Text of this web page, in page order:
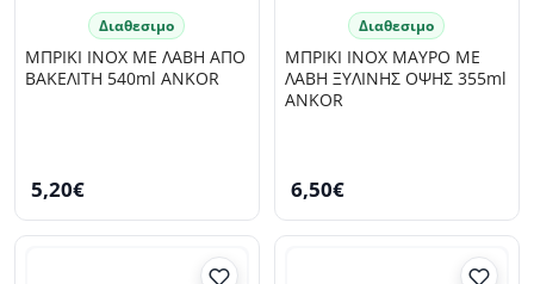
Διαθεσιμο
ΜΠΡΙΚΙ INOX ΜΕ ΛΑΒΗ ΑΠΟ
ΒΑΚΕΛΙΤΗ 540ml ANKOR
5,20€
Διαθεσιμο
ΜΠΡΙΚΙ INOX ΜΑΥΡΟ ΜΕ
ΛΑΒΗ ΞΥΛΙΝΗΣ ΟΨΗΣ 355ml
ANKOR
6,50€